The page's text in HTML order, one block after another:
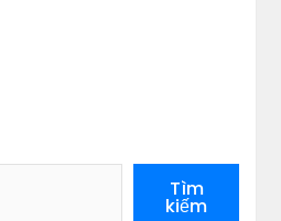
Tìm
kiếm